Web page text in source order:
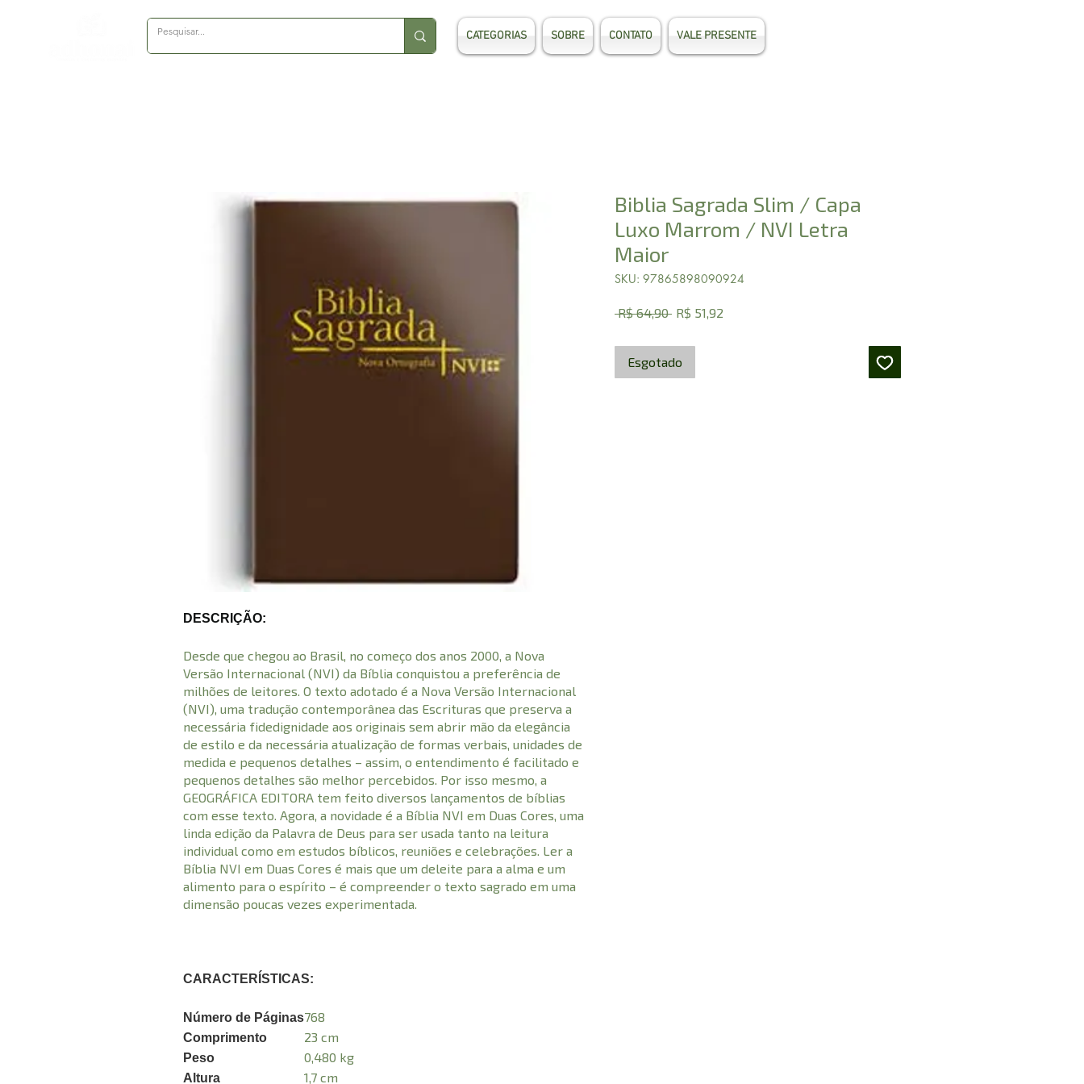
CATEGORIAS SOBRE CONTATO VALE PRESENTE
DESCRIÇÃO:
Desde que chegou ao Brasil, no começo dos anos 2000, a Nova
Versão Internacional (NVI) da Bíblia conquistou a preferência de
milhões de leitores. O texto adotado é a Nova Versão Internacional
(NVI), uma tradução contemporânea das Escrituras que preserva a
necessária fidedignidade aos originais sem abrir mão da elegância
de estilo e da necessária atualização de formas verbais, unidades de
medida e pequenos detalhes – assim, o entendimento é facilitado e
pequenos detalhes são melhor percebidos. Por isso mesmo, a
GEOGRÁFICA EDITORA tem feito diversos lançamentos de bíblias
com esse texto. Agora, a novidade é a Bíblia NVI em Duas Cores, uma
linda edição da Palavra de Deus para ser usada tanto na leitura
individual como em estudos bíblicos, reuniões e celebrações. Ler a
Bíblia NVI em Duas Cores é mais que um deleite para a alma e um
alimento para o espírito – é compreender o texto sagrado em uma
dimensão poucas vezes experimentada.
CARACTERÍSTICAS:
Número de Páginas768
Comprimento 23 cm
Peso 0,480 kg
Altura 1,7 cm
Biblia Sagrada Slim / Capa
Luxo Marrom / NVI Letra
Maior
SKU: 97865898090924
R$ 64,90 Preço
R$ 51,92
Esgotado